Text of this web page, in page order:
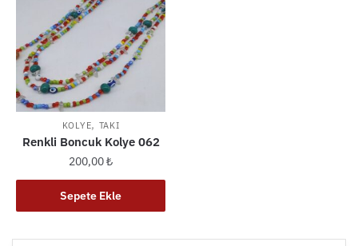
KOLYE, TAKI
Renkli Boncuk Kolye 062
200,00₺
Sepete Ekle